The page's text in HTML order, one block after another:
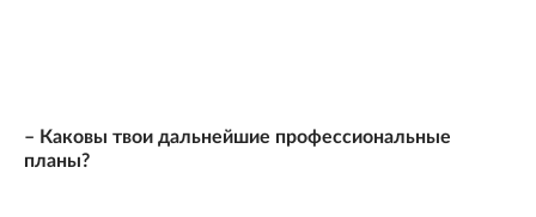
– Каковы твои дальнейшие профессиональные
планы?